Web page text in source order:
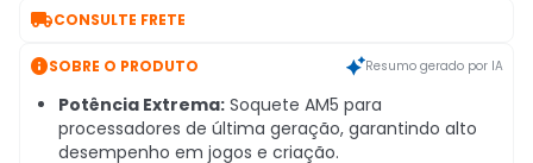
CONSULTE FRETE
SOBRE O PRODUTO Resumo gerado por IA
Potência Extrema: Soquete AM5 para
processadores de última geração, garantindo alto
desempenho em jogos e criação.